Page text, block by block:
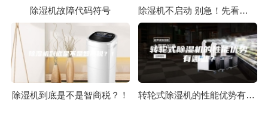
除湿机故障代码符号 除湿机不启动 别急！先看看是不是这些原因
除湿机到底是不是智商税？！ 转轮式除湿机的性能优势有哪些？